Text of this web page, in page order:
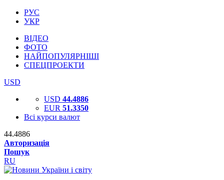
РУС
УКР
ВІДЕО
ФОТО
НАЙПОПУЛЯРНІШІ
СПЕЦПРОЕКТИ
USD
USD 44.4886
EUR 51.3350
Всі курси валют
44.4886
Авторизація
Пошук
RU